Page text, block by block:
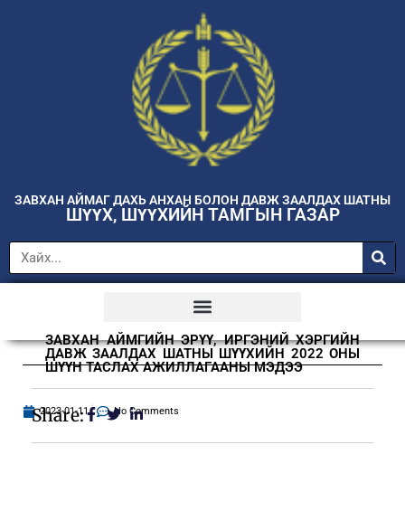
ЗАВХАН АЙМАГ ДАХЬ АНХАН БОЛОН ДАВЖ ЗААЛДАХ ШАТНЫ
ШҮҮХ, ШҮҮХИЙН ТАМГЫН ГАЗАР
ЗАВХАН АЙМГИЙН ЭРҮҮ, ИРГЭНИЙ ХЭРГИЙН
ДАВЖ ЗААЛДАХ ШАТНЫ ШҮҮХИЙН 2022 ОНЫ
ШҮҮН ТАСЛАХ АЖИЛЛАГААНЫ МЭДЭЭ
2023-01-11 No Comments
Share: